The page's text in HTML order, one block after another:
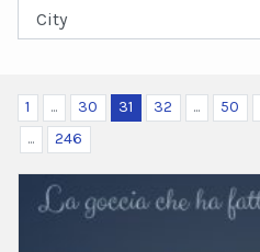
1 ... 30 31 32 ... 50
...
246